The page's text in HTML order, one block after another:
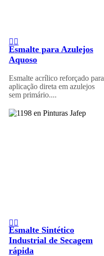
Esmalte para Azulejos
Aquoso
Esmalte acrílico reforçado para
aplicação direta em azulejos
sem primário....
Esmalte Sintético
Industrial de Secagem
rápida